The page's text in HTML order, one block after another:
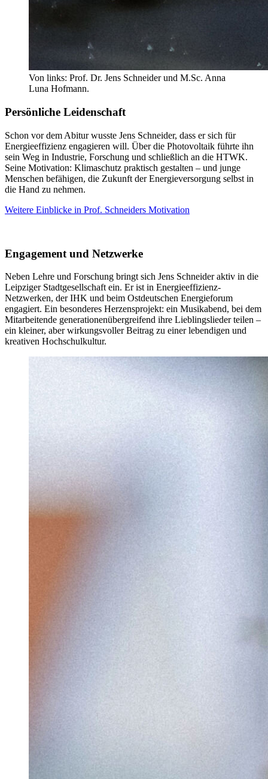
Von links: Prof. Dr. Jens Schneider und M.Sc. Anna
Luna Hofmann.
Persönliche Leidenschaft
Schon vor dem Abitur wusste Jens Schneider, dass er sich für
Energieeffizienz engagieren will. Über die Photovoltaik führte ihn
sein Weg in Industrie, Forschung und schließlich an die HTWK.
Seine Motivation: Klimaschutz praktisch gestalten – und junge
Menschen befähigen, die Zukunft der Energieversorgung selbst in
die Hand zu nehmen.
Weitere Einblicke in Prof. Schneiders Motivation
Engagement und Netzwerke
Neben Lehre und Forschung bringt sich Jens Schneider aktiv in die
Leipziger Stadtgesellschaft ein. Er ist in Energieeffizienz-
Netzwerken, der IHK und beim Ostdeutschen Energieforum
engagiert. Ein besonderes Herzensprojekt: ein Musikabend, bei dem
Mitarbeitende generationenübergreifend ihre Lieblingslieder teilen –
ein kleiner, aber wirkungsvoller Beitrag zu einer lebendigen und
kreativen Hochschulkultur.